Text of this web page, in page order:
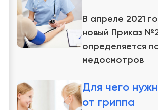
В апреле 2021
новый Приказ
определяется
медосмотров
Для чего
от гриппа